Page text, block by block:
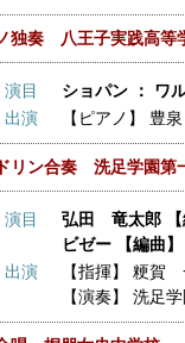
独奏 八王子実践高等
目
ショパン ： ワ
出演
【ピアノ】 豊
リン合奏 洗足学園第
目
弘田 竜太郎 【
ビゼー 【編曲
出演
【指揮】粳賀
【演奏】洗足